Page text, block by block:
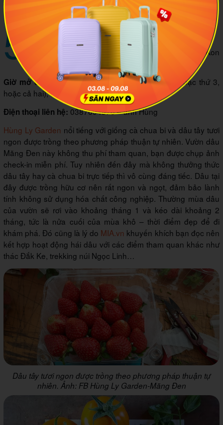
Tomofarm
5 Hùng Ly Garden
Thị trấn Măng Đen, huyện Kon Plong, Kon
Giờ mở cửa:
Từ thứ 4 đến chủ nhật (nghỉ thứ 2 hoặc thứ 3,
hoặc cả hai), từ 7h00 sáng – 6h00 tối
Điện thoại liên hệ: 0387694878 – anh Hùng
Hùng Ly Garden nổi tiếng với giống cà chua bi và dâu tây tươi
ngon được trồng theo phương pháp thuận tự nhiên. Vườn dâu
Măng Đen này không thu phí tham quan, bạn được chụp ảnh
check-in miễn phí. Tuy nhiên đến đây mà không thưởng thức
dâu tây hay cà chua bi trực tiếp thì vô cùng đáng tiếc. Dâu tại
đây được trồng hữu cơ nên rất ngon và ngọt, đảm bảo lành
tính không sử dụng hóa chất công nghiệp. Thường mùa dâu
của vườn sẽ rơi vào khoảng tháng 1 và kéo dài khoảng 2
tháng, tức là nửa cuối của mùa khô – thời điểm đẹp để đi
khám phá. Đó cũng là lý do MIA.vn khuyến khích bạn đọc nên
kết hợp hoạt động hái dâu với các điểm tham quan khác như
thác Đắk Ke, trekking núi Ngọc Linh…
Dâu tây tươi ngon được trồng theo phương pháp thuận tự
nhiên. Ảnh: FB Hùng Ly Garden-Măng Đen